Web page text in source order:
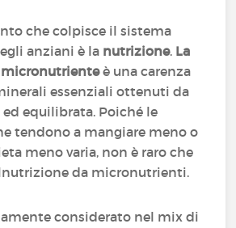
che colpisce il sistema
anziani è la nutrizione. La
è una carenza
essenziali ottenuti da
equilibrata. Poiché le
tendono a mangiare meno o
meno varia, non è raro che
da micronutrienti.
considerato nel mix di